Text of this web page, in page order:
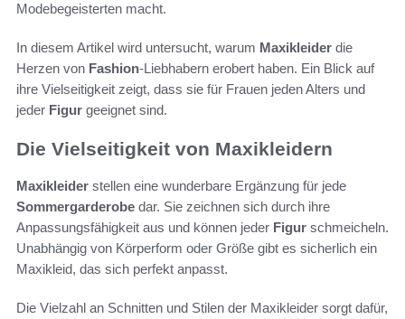
Modebegeisterten macht.
In diesem Artikel wird untersucht, warum Maxikleider die
Herzen von Fashion-Liebhabern erobert haben. Ein Blick auf
ihre Vielseitigkeit zeigt, dass sie für Frauen jeden Alters und
jeder Figur geeignet sind.
Die Vielseitigkeit von Maxikleidern
Maxikleider stellen eine wunderbare Ergänzung für jede
Sommergarderobe dar. Sie zeichnen sich durch ihre
Anpassungsfähigkeit aus und können jeder Figur schmeicheln.
Unabhängig von Körperform oder Größe gibt es sicherlich ein
Maxikleid, das sich perfekt anpasst.
Die Vielzahl an Schnitten und Stilen der Maxikleider sorgt dafür,